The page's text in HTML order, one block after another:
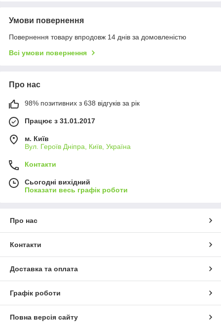
Умови повернення
Повернення товару впродовж 14 днів за домовленістю
Всі умови повернення
Про нас
98% позитивних з 638 відгуків за рік
Працює з 31.01.2017
м. Київ
Вул. Героїв Дніпра, Київ, Україна
Контакти
Сьогодні вихідний
Показати весь графік роботи
Про нас
Контакти
Доставка та оплата
Графік роботи
Повна версія сайту